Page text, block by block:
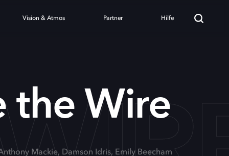
Vision & Atmos Partner Hilfe
the Wire
Mackie, Damson Idris, Emily Beecham